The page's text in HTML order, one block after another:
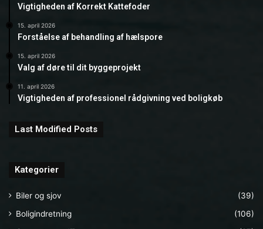
Vigtigheden af Korrekt Kattefoder
15. april 2026
Forståelse af behandling af hælspore
15. april 2026
Valg af døre til dit byggeprojekt
11. april 2026
Vigtigheden af professionel rådgivning ved boligkøb
Last Modified Posts
Kategorier
Biler og sjov
(39)
Boligindretning
(106)